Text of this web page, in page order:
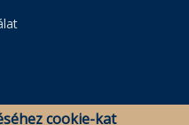
cookie-kat